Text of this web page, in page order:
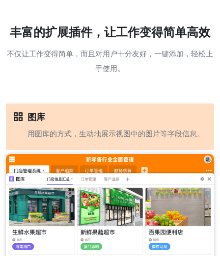
丰富的扩展插件，让工作变得简单高效
不仅让工作变得简单，而且对用户十分友好，一键添加，轻松上
手使用。
图库
用图库的方式，生动地展示视图中的图片等字段信息。